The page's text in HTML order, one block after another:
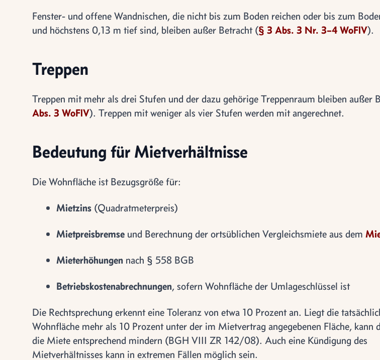
Fenster- und offene Wandnischen, die nicht bis zum Boden reichen oder bis zum
und höchstens 0,13 m tief sind, bleiben außer Betracht (§ 3 Abs. 3 Nr. 3–4 WoFlV).
Treppen
Treppen mit mehr als drei Stufen und der dazu gehörige Treppenraum bleiben außer
Abs. 3 WoFlV). Treppen mit weniger als vier Stufen werden mit angerechnet.
Bedeutung für Mietverhältnisse
Die Wohnfläche ist Bezugsgröße für:
Mietzins (Quadratmeterpreis)
Mietpreisbremse und Berechnung der ortsüblichen Vergleichsmiete aus dem
Mieterhöhungen nach § 558 BGB
Betriebskostenabrechnungen, sofern Wohnfläche der Umlageschlüssel ist
Die Rechtsprechung erkennt eine Toleranz von etwa 10 Prozent an. Liegt die
Wohnfläche mehr als 10 Prozent unter der im Mietvertrag angegebenen Fläche, kann
die Miete entsprechend mindern (BGH VIII ZR 142/08). Auch eine Kündigung des
Mietverhältnisses kann in extremen Fällen möglich sein.